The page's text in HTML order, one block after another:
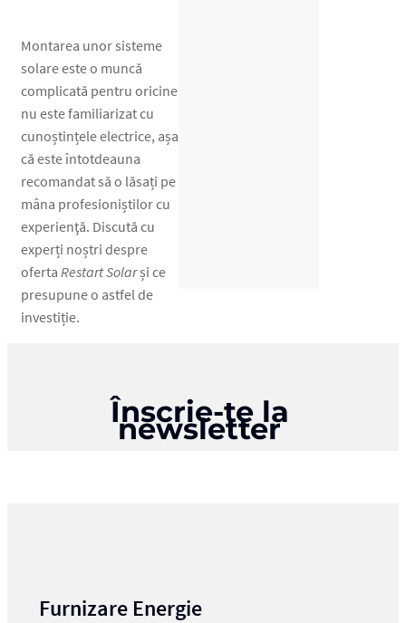
Montarea unor sisteme
solare este o muncă
complicată pentru oricine
nu este familiarizat cu
cunoștințele electrice, așa
că este întotdeauna
recomandat să o lăsați pe
mâna profesioniștilor cu
experienţă. Discută cu
experți noștri despre
oferta Restart Solarși ce
presupune o astfel de
investiție.
Înscrie-te la
newsletter
Furnizare Energie